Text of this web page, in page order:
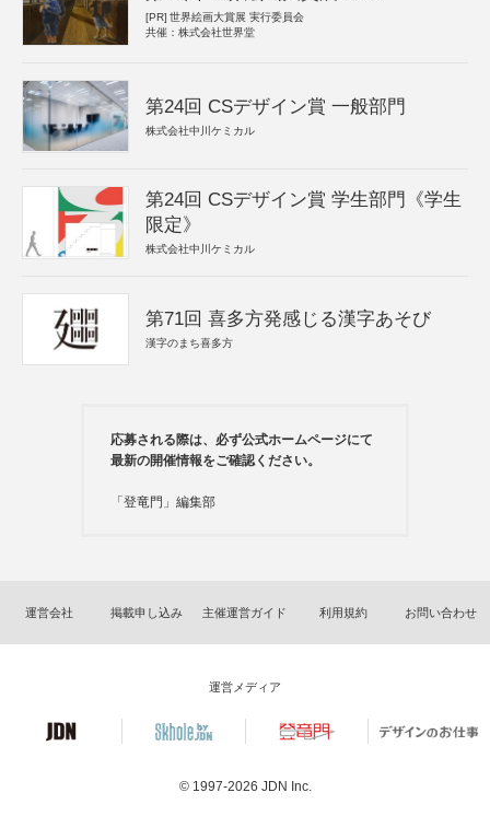
[PR] 世界絵画大賞展 実行委員会
共催：株式会社世界堂
第24回 CSデザイン賞 一般部門
株式会社中川ケミカル
第24回 CSデザイン賞 学生部門《学生
限定》
株式会社中川ケミカル
第71回 喜多方発感じる漢字あそび
漢字のまち喜多方
応募される際は、必ず公式ホームページにて
最新の開催情報をご確認ください。
「登竜門」編集部
運営会社 掲載申し込み 主催運営ガイド 利用規約 お問い合わせ
運営メディア
© 1997-2026 JDN Inc.